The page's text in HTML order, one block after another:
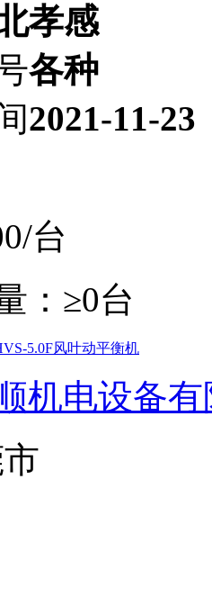
孝感
各种
2021-11-23
/台
： ≥0台
5.0F风叶动平衡机
机电设备